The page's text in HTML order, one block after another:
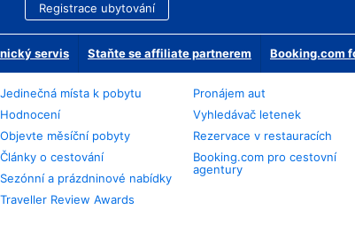
Registrace ubytování
servis Staňte se affiliate partnerem Booking.com
Jedinečná místa k pobytu
Hodnocení
Objevte měsíční pobyty
Články o cestování
Sezónní a prázdninové nabídky
Traveller Review Awards
Pronájem aut
Vyhledávač letenek
Rezervace v restauracích
Booking.com pro cestovní
agentury